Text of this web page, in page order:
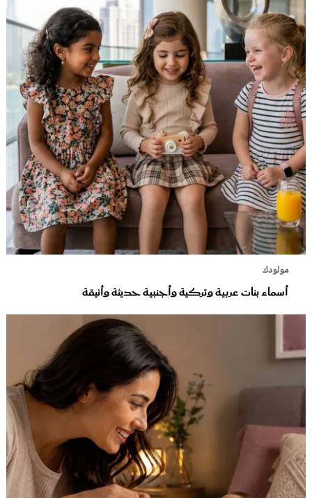
مولودك
أسماء بنات عربية وتركية وأجنبية حديثة وأنيقة